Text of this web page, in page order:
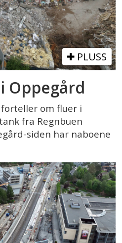
PLUSS
Oppegård
forteller om fluer i
fra Regnbuen
siden har naboene